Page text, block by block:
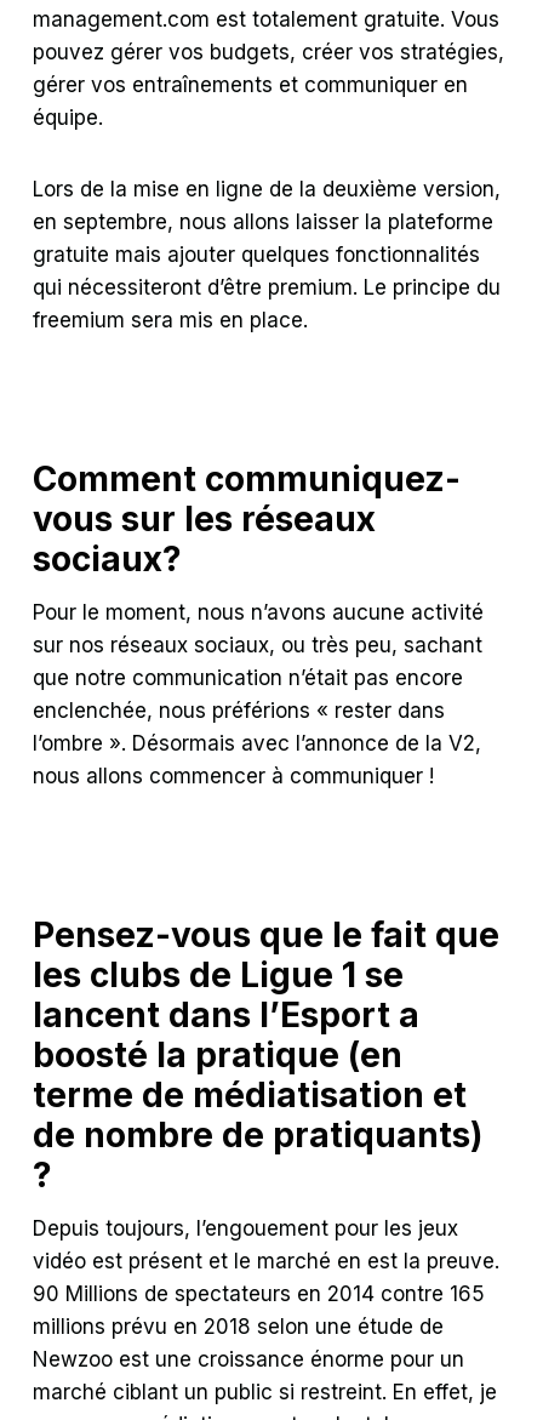
management.com est totalement gratuite. Vous
pouvez gérer vos budgets, créer vos stratégies,
gérer vos entraînements et communiquer en
équipe.
Lors de la mise en ligne de la deuxième version,
en septembre, nous allons laisser la plateforme
gratuite mais ajouter quelques fonctionnalités
qui nécessiteront d’être premium. Le principe du
freemium sera mis en place.
Comment communiquez-
vous sur les réseaux
sociaux?
Pour le moment, nous n’avons aucune activité
sur nos réseaux sociaux, ou très peu, sachant
que notre communication n’était pas encore
enclenchée, nous préférions « rester dans
l’ombre ». Désormais avec l’annonce de la V2,
nous allons commencer à communiquer !
Pensez-vous que le fait que
les clubs de Ligue 1 se
lancent dans l’Esport a
boosté la pratique (en
terme de médiatisation et
de nombre de pratiquants)
?
Depuis toujours, l’engouement pour les jeux
vidéo est présent et le marché en est la preuve.
90 Millions de spectateurs en 2014 contre 165
millions prévu en 2018 selon une étude de
Newzoo est une croissance énorme pour un
marché ciblant un public si restreint. En effet, je